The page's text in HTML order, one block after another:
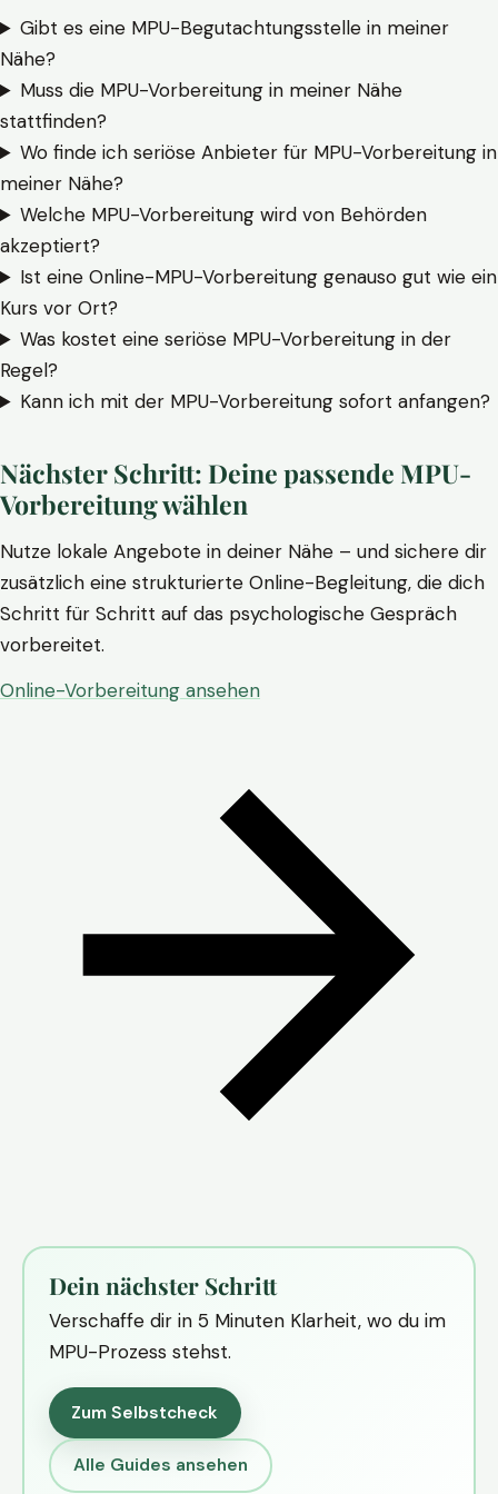
Gibt es eine MPU-Begutachtungsstelle in meiner
Nähe?
Muss die MPU-Vorbereitung in meiner Nähe
stattfinden?
Wo finde ich seriöse Anbieter für MPU-Vorbereitung in
meiner Nähe?
Welche MPU-Vorbereitung wird von Behörden
akzeptiert?
Ist eine Online-MPU-Vorbereitung genauso gut wie ein
Kurs vor Ort?
Was kostet eine seriöse MPU-Vorbereitung in der
Regel?
Kann ich mit der MPU-Vorbereitung sofort anfangen?
Nächster Schritt: Deine passende MPU-
Vorbereitung wählen
Nutze lokale Angebote in deiner Nähe – und sichere dir
zusätzlich eine strukturierte Online-Begleitung, die dich
Schritt für Schritt auf das psychologische Gespräch
vorbereitet.
Online-Vorbereitung ansehen
Dein nächster Schritt
Verschaffe dir in 5 Minuten Klarheit, wo du im
MPU-Prozess stehst.
Zum Selbstcheck
Alle Guides ansehen